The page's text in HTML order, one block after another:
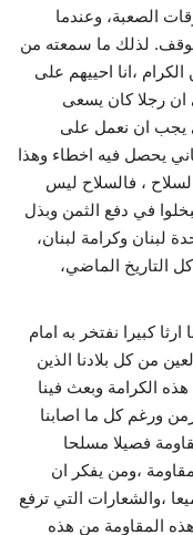
الصعبة، وعندما
لذلك ما سمعته من
،انا احييهم على
رجلا كان يسعى
يجب ان نعمل على
يحصل فيه اخطاء وهذا
، فالسلاح ليس
في دفع الثمن وبذل
لبنان وكرامة لبنان،
التاريخ الماضي،
كبيرا نفتخر به امام
من كل بلادنا الذين
الكرامة وبعث فينا
ورغم كل ما اصابنا
فصيلا مسلحا
،ومن يفكر ان
،والشعارات التي ترفع
المقاومة من هذه